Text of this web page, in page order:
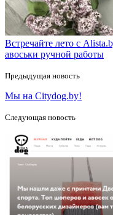
Встречайте лето с
авоськи ручной работы
Предыдущая новость
Мы на Citydog.by!
Следующая новость